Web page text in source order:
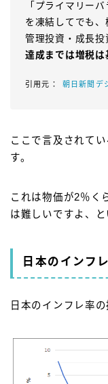
「プライマリー
を凍結してでも
管理投資・成長投
達成までは増税は
朝日新聞デ
ここで言及されてい
す。
これは物価が2％く
は難しいですよ、
日本のインフ
日本のインフレ率